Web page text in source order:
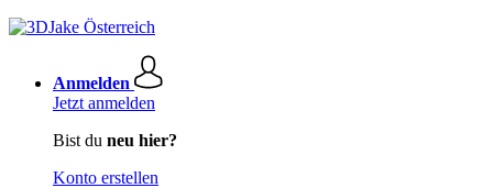
Anmelden
Jetzt anmelden
Bist du neu hier?
Konto erstellen